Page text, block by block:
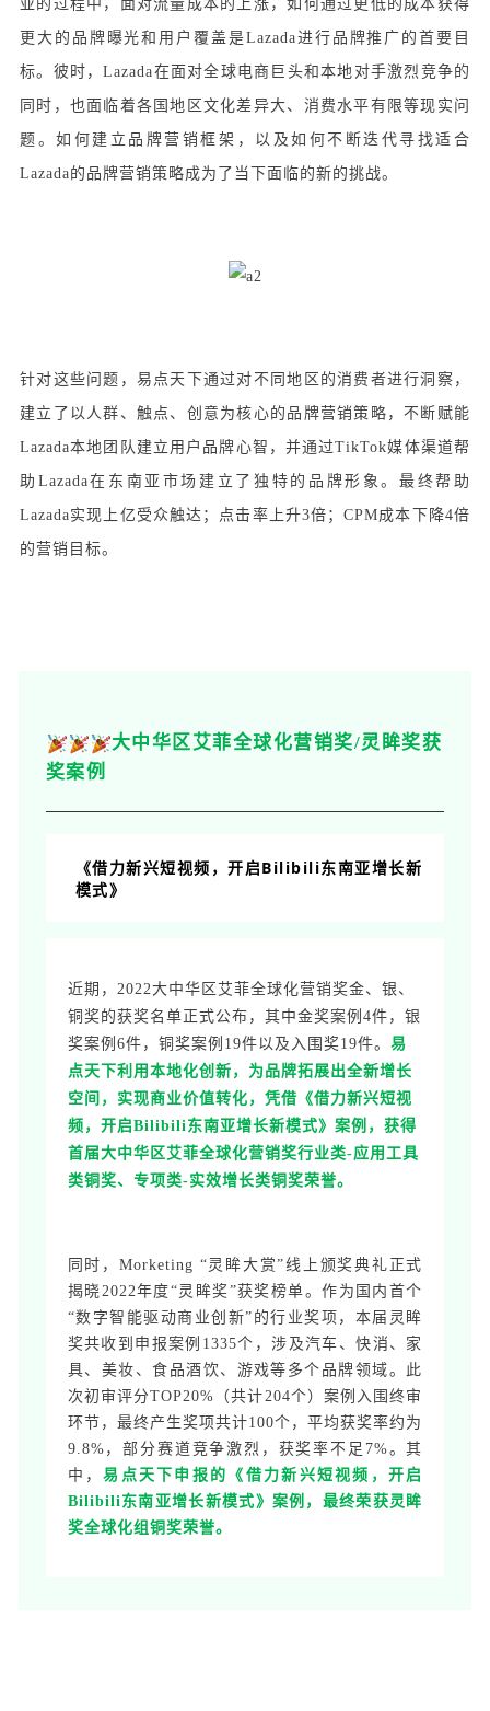
亚的过程中，面对流量成本的上涨，如何通过更低的成本获得
更大的品牌曝光和用户覆盖是Lazada进行品牌推广的首要目
标。彼时，Lazada在面对全球电商巨头和本地对手激烈竞争的
同时，也面临着各国地区文化差异大、消费水平有限等现实问
题。如何建立品牌营销框架，以及如何不断迭代寻找适合
Lazada的品牌营销策略成为了当下面临的新的挑战。
针对这些问题，易点天下通过对不同地区的消费者进行洞察，
建立了以人群、触点、创意为核心的品牌营销策略，不断赋能
Lazada本地团队建立用户品牌心智，并通过TikTok媒体渠道帮
助Lazada在东南亚市场建立了独特的品牌形象。最终帮助
Lazada实现上亿受众触达；点击率上升3倍；CPM成本下降4倍
的营销目标。
大中华区艾菲全球化营销奖/灵眸奖获
奖案例
《借力新兴短视频，开启Bilibili东南亚增长新
模式》
近期，2022大中华区艾菲全球化营销奖金、银、
铜奖的获奖名单正式公布，其中金奖案例4件，银
奖案例6件，铜奖案例19件以及入围奖19件。 易
点天下利用本地化创新，为品牌拓展出全新增长
空间，实现商业价值转化，凭借《借力新兴短视
频，开启Bilibili东南亚增长新模式》案例，获得
首届大中华区艾菲全球化营销奖行业类-应用工具
类铜奖、专项类-实效增长类铜奖荣誉。
同时，Morketing “灵眸大赏”线上颁奖典礼正式
揭晓2022年度“灵眸奖”获奖榜单。作为国内首个
“数字智能驱动商业创新”的行业奖项，本届灵眸
奖共收到申报案例1335个，涉及汽车、快消、家
具、美妆、食品酒饮、游戏等多个品牌领域。此
次初审评分TOP20%（共计204个）案例入围终审
环节，最终产生奖项共计100个，平均获奖率约为
9.8%，部分赛道竞争激烈，获奖率不足7%。其
中，易点天下申报的《借力新兴短视频，开启
Bilibili东南亚增长新模式》案例，最终荣获灵眸
奖全球化组铜奖荣誉。